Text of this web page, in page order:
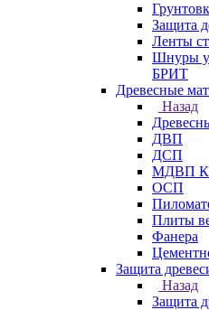
Защита
Ленты
Шнуры
БРИТ
Древесные
Назад
ДВП
ДСП
МДВП
ОСП
Плиты
Фанера
Защита
Назад
Защита